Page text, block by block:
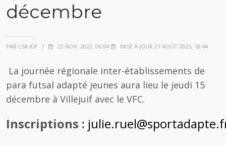
décembre
PAR LSA IDF / 22 NOV. 2022, 06:04 MISE À JOUR 27 AOÛT 2025, 18:44
La journée régionale inter-établissements de
para futsal adapté jeunes aura lieu le jeudi 15
décembre à Villejuif avec le VFC.
Inscriptions :